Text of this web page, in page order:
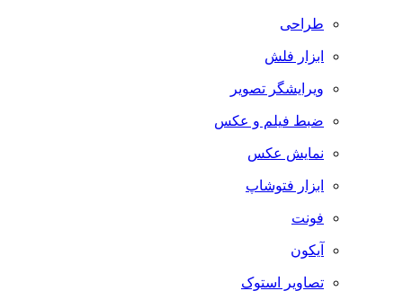
طراحی
ابزار فلش
ویرایشگر تصویر
ضبط فيلم و عكس
نمایش عکس
ابزار فتوشاپ
فونت
آیکون
تصاویر استوک